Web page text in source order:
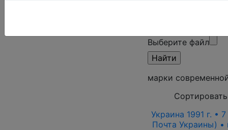
Выберите файл
марки
Украина 1991 г. •
Почта Украины) •